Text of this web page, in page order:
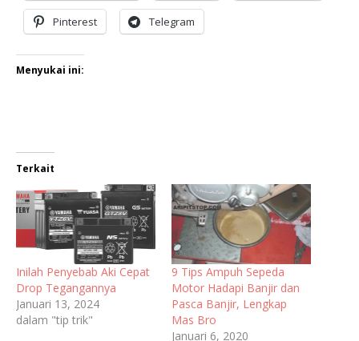
Pinterest Telegram
Menyukai ini:
Terkait
Inilah Penyebab Aki Cepat
Drop Tegangannya
Januari 13, 2024
dalam "tip trik"
9 Tips Ampuh Sepeda
Motor Hadapi Banjir dan
Pasca Banjir, Lengkap
Mas Bro
Januari 6, 2020